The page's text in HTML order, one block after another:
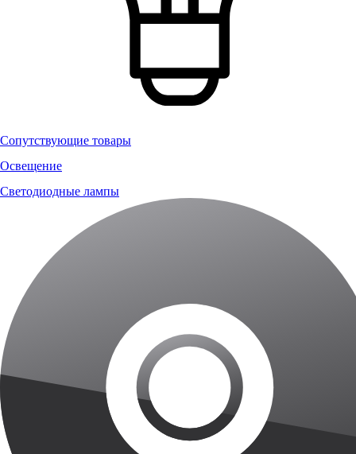
Сопутствующие товары
Освещение
Светодиодные лампы